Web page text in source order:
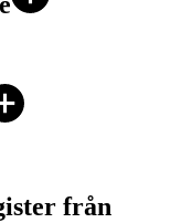
från